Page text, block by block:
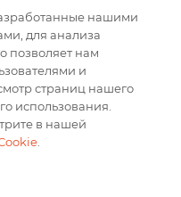
нашими
для анализа
позволяет нам
и
страниц нашего
использования.
в нашей
нашими
для анализа
позволяет нам
и
страниц нашего
использования.
в нашей